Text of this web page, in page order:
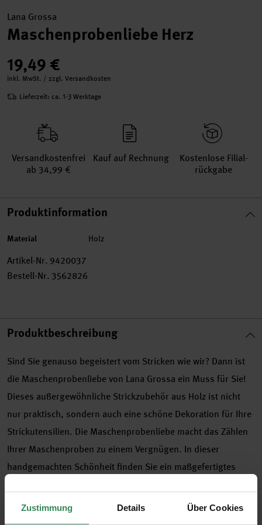
Zustimmung Details Über Cookies
Lana Grossa
Maschenprobenliebe Herz
19,49 €
inkl. MwSt. / zzgl. Versandkosten
Lieferzeit: ca. 1-3 Werktage
Versand­kosten­frei
ab 34,99 €
Kauf auf Rechnung
Kosten­lose Filial­
rückgabe
Produktinformation
Material Holz
Artikel-Nr. 9420037
Bestell-Nr. 3562826
Produktbeschreibung
Sind Sie genauso begeistert vom Stricken wie wir? Dann ist
die Maschenprobenliebe von Lana Grossa ein Muss für Sie!
Dieses außergewöhnliche Strickzubehör aus Holz ist nicht
nur praktisch, sondern auch eine schöne Dekoration für Ihre
Strickutensilien. Die Maschenprobenliebe macht das Zählen
Ihrer Maschenproben zu einem Vergnügen. In dieser
handgemachten Schönheit finden Sie ein maßgefertigtes
Strickarbeiten können auch mit der Zentimeter-Skala auf der